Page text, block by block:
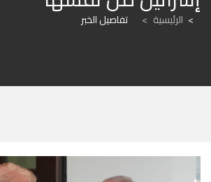
الرئيسية > تفاصيل الخبر